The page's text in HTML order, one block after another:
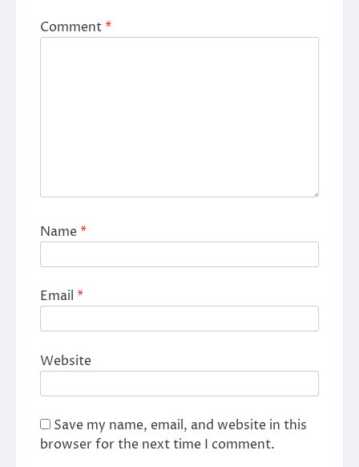
Comment*
Name*
Email *
Website
Save my name, email, and website in this
browser for the next time I comment.